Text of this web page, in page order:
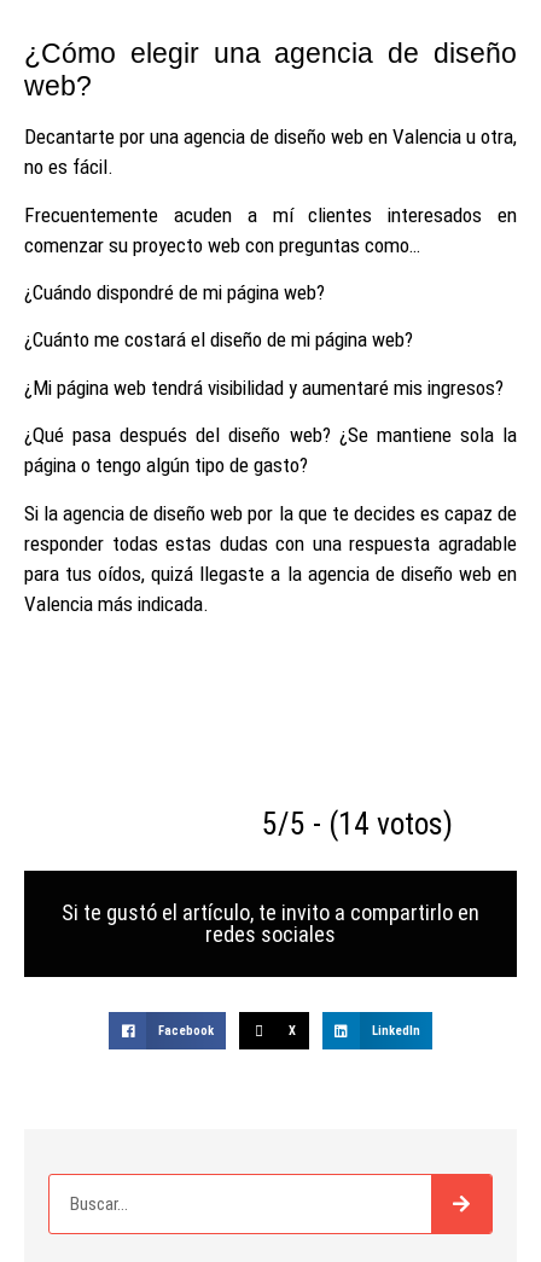
¿Cómo elegir una agencia de diseño
web?
Decantarte por una agencia de diseño web en Valencia u otra,
no es fácil.
Frecuentemente acuden a mí clientes interesados en
comenzar su proyecto web con preguntas como…
¿Cuándo dispondré de mi página web?
¿Cuánto me costará el diseño de mi página web?
¿Mi página web tendrá visibilidad y aumentaré mis ingresos?
¿Qué pasa después del diseño web? ¿Se mantiene sola la
página o tengo algún tipo de gasto?
Si la agencia de diseño web por la que te decides es capaz de
responder todas estas dudas con una respuesta agradable
para tus oídos, quizá llegaste a la agencia de diseño web en
Valencia más indicada.
5/5 - (14 votos)
Si te gustó el artículo, te invito a compartirlo en
redes sociales
Facebook X LinkedIn